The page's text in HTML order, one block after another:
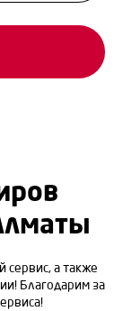
сервис, а также
Благодарим за